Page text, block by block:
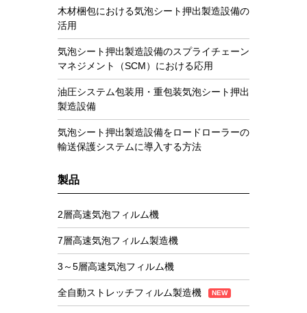
木材梱包における気泡シート押出製造設備の
活用
気泡シート押出製造設備のスプライチェーン
マネジメント（SCM）における応用
油圧システム包装用・重包装気泡シート押出
製造設備
気泡シート押出製造設備をロードローラーの
輸送保護システムに導入する方法
製品
2層高速気泡フィルム機
7層高速気泡フィルム製造機
3～5層高速気泡フィルム機
全自動ストレッチフィルム製造機 NEW